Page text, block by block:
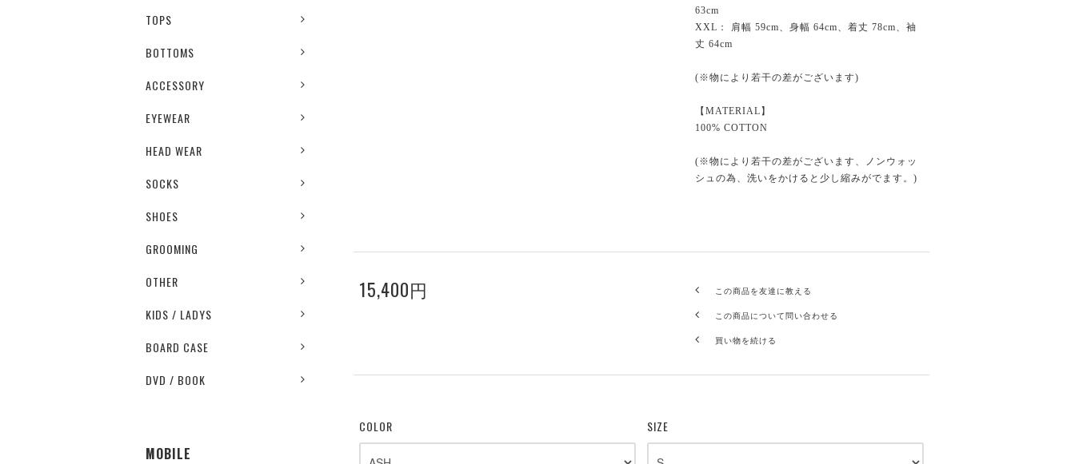
TOPS
BOTTOMS
ACCESSORY
EYEWEAR
HEAD WEAR
SOCKS
SHOES
GROOMING
OTHER
KIDS / LADYS
BOARD CASE
DVD / BOOK
MOBILE
63cm
XXL： 肩幅 59cm、身幅 64cm、着丈 78cm、袖
丈 64cm
(※物により若干の差がございます)
【MATERIAL】
100% COTTON
(※物により若干の差がございます、ノンウォッ
シュの為、洗いをかけると少し縮みがでます。)
15,400円 この商品を友達に教える
この商品について問い合わせる
買い物を続ける
COLOR SIZE